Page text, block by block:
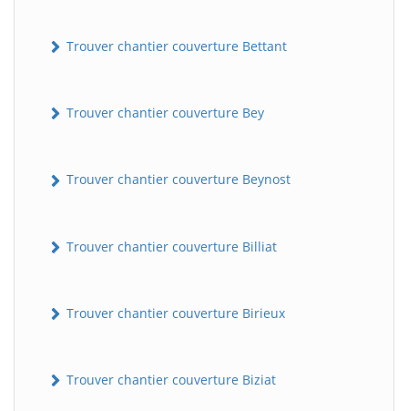
Trouver chantier couverture Bettant
Trouver chantier couverture Bey
Trouver chantier couverture Beynost
Trouver chantier couverture Billiat
Trouver chantier couverture Birieux
Trouver chantier couverture Biziat